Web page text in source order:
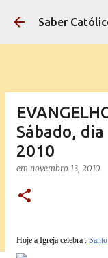
Pular
Saber
Sábado,
2010
em novembro 13, 2010
Hoje a Igreja celebra :